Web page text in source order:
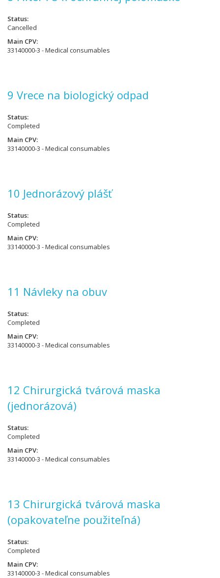
Status
Cancelled
Main CPV
33140000-3 - Medical consumables
9 Vrece na biologický odpad
Status
Completed
Main CPV
33140000-3 - Medical consumables
10 Jednorázový plášť
Status
Completed
Main CPV
33140000-3 - Medical consumables
11 Návleky na obuv
Status
Completed
Main CPV
33140000-3 - Medical consumables
12 Chirurgická tvárová maska
(jednorázová)
Status
Completed
Main CPV
33140000-3 - Medical consumables
13 Chirurgická tvárová maska
(opakovateľne použiteľná)
Status
Completed
Main CPV
33140000-3 - Medical consumables